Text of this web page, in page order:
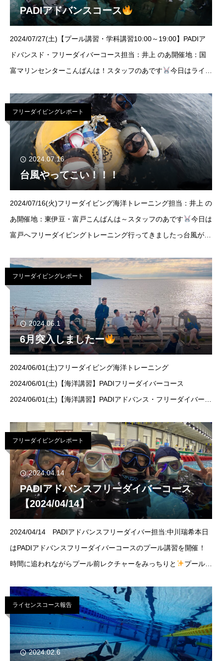
PADIアドバンスコース
2024/07/27(土)【プール講習・学科講習10:00～19:00】PADIア
ドバンスド・フリーダイバーコース担当：井上 のあ開催地：国
富マリンセンターこんばんは！スタッフのあです
今日はライセ
～今回ご参加い
フリーダイビングレポート
2024.07.16
台風やってこい！！！
2024/07/16(火)フリーダイビング海洋トレーニング担当：井上 の
あ開催地：東伊豆・富戸こんばんは～スタッフのあです
今日は
富戸へフリーダイビングトレーニング行ってきましたっ台風が全
祭り13Mを越えると水温
フリーダイビングレポート
2024.06.1
6月突入しましたー
2024/06/01(土)フリーダイビング海洋トレーニング
2024/06/01(土)【海洋講習】PADIフリーダイバーコース
2024/06/01(土)【海洋講習】PADIアドバンス・フリーダイバーコ
んばんは！ス
フリーダイビングレポート
2024.04.14
PADIアドバンスフリーダイバーコース
【2024/04/14】
2024/04/14 PADIアドバンスフリーダイバー担当:中川瑞希本日
はPADIアドバンスフリーダイバーコースのプール講習を開催！
時間に追われながらプール前レクチャーをみっちりと
プール講
1つずつ行って参
ライセンスコース報告
2024.02.6